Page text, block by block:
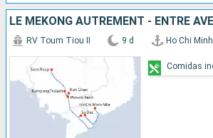
RV Toum Tiou II 9 d Ho Chi
Comidas